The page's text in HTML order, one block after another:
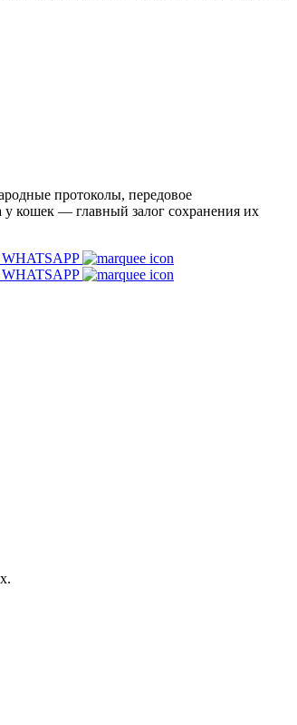
протоколы, передовое
у кошек — главный залог сохранения их